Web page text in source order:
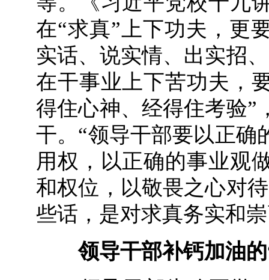
在“求真”上下功夫，更
实话、说实情、出实招
在干事业上下苦功夫，
得住心神、经得住考验”
干。“领导干部要以正确
用权，以正确的事业观
和权位，以敬畏之心对
些话，是对求真务实和
领导干部补钙加油